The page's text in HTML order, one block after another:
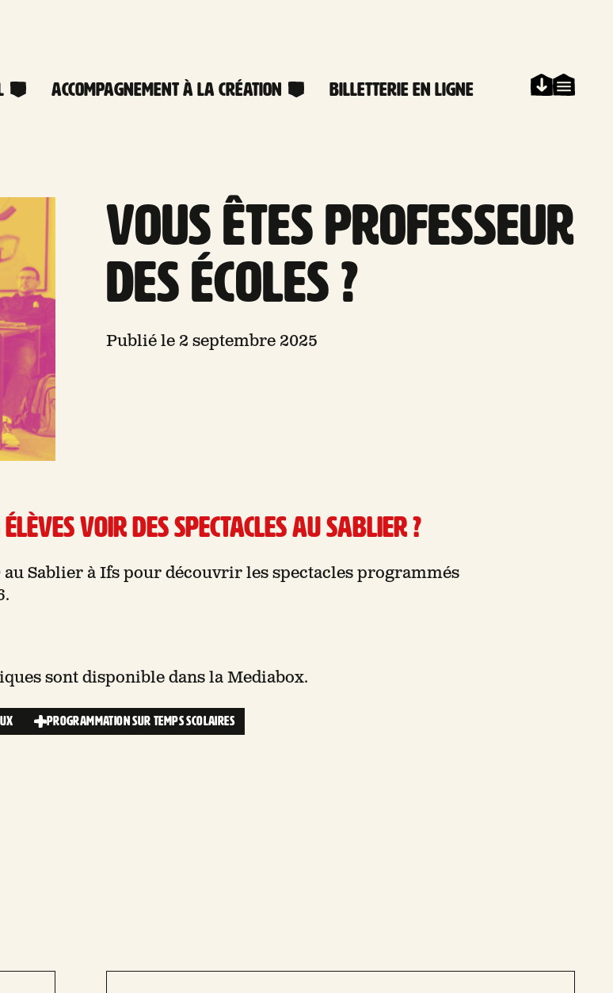
Accompagnement à la création Billetterie en ligne
Vous êtes professeur
des écoles ?
Publié le 2 septembre 2025
voir des spectacles au Sablier ?
au Sablier à Ifs pour découvrir les spectacles programmés
sont disponible dans la Mediabox.
PROGRAMMATION SUR TEMPS SCOLAIRES